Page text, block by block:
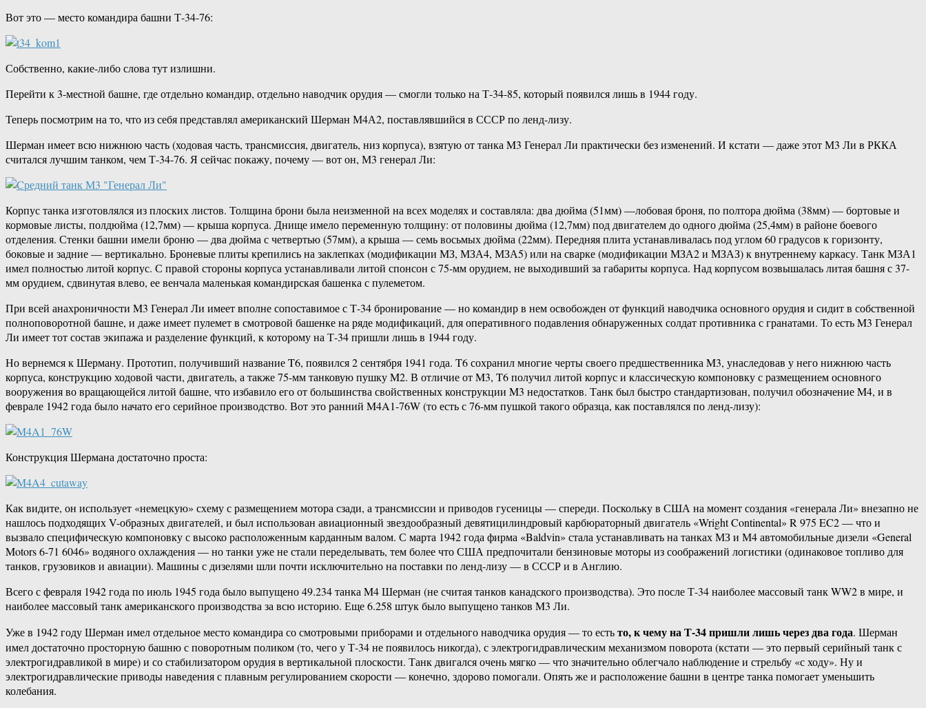
Вот это — место командира башни Т-34-76:
Собственно, какие-либо слова тут излишни.
Перейти к 3-местной башне, где отдельно командир, отдельно наводчик орудия — смогли только на Т-34-85, который появился лишь в 1944 году.
Теперь посмотрим на то, что из себя представлял американский Шерман М4А2, поставлявшийся в СССР по ленд-лизу.
Шерман имеет всю нижнюю часть (ходовая часть, трансмиссия, двигатель, низ корпуса), взятую от танка M3 Генерал Ли практически без изменений. И кстати — даже этот М3 Ли в РККА
считался лучшим танком, чем Т-34-76. Я сейчас покажу, почему — вот он, М3 генерал Ли:
Корпус танка изготовлялся из плоских листов. Толщина брони была неизменной на всех моделях и составляла: два дюйма (51мм) —лобовая броня, по полтора дюйма (38мм) — бортовые и
кормовые листы, полдюйма (12,7мм) — крыша корпуса. Днище имело переменную толщину: от половины дюйма (12,7мм) под двигателем до одного дюйма (25,4мм) в районе боевого
отделения. Стенки башни имели броню — два дюйма с четвертью (57мм), а крыша — семь восьмых дюйма (22мм). Передняя плита устанавливалась под углом 60 градусов к горизонту,
боковые и задние — вертикально. Броневые плиты крепились на заклепках (модификации МЗ, МЗА4, МЗА5) или на сварке (модификации МЗА2 и МЗАЗ) к внутреннему каркасу. Танк МЗА1
имел полностью литой корпус. С правой стороны корпуса устанавливали литой спонсон с 75-мм орудием, не выходивший за габариты корпуса. Над корпусом возвышалась литая башня с 37-
мм орудием, сдвинутая влево, ее венчала маленькая командирская башенка с пулеметом.
При всей анахроничности M3 Генерал Ли имеет вполне сопоставимое с Т-34 бронирование — но командир в нем освобожден от функций наводчика основного орудия и сидит в собственной
полноповоротной башне, и даже имеет пулемет в смотровой башенке на ряде модификаций, для оперативного подавления обнаруженных солдат противника с гранатами. То есть M3 Генерал
Ли имеет тот состав экипажа и разделение функций, к которому на Т-34 пришли лишь в 1944 году.
Но вернемся к Шерману. Прототип, получивший название T6, появился 2 сентября 1941 года. T6 сохранил многие черты своего предшественника M3, унаследовав у него нижнюю часть
корпуса, конструкцию ходовой части, двигатель, а также 75-мм танковую пушку M2. В отличие от M3, T6 получил литой корпус и классическую компоновку с размещением основного
вооружения во вращающейся литой башне, что избавило его от большинства свойственных конструкции M3 недостатков. Танк был быстро стандартизован, получил обозначение M4, и в
феврале 1942 года было начато его серийное производство. Вот это ранний M4A1-76W (то есть с 76-мм пушкой такого образца, как поставлялся по ленд-лизу):
Конструкция Шермана достаточно проста:
Как видите, он использует «немецкую» схему с размещением мотора сзади, а трансмиссии и приводов гусеницы — спереди. Поскольку в США на момент создания «генерала Ли» внезапно не
нашлось подходящих V-образных двигателей, и был использован авиационный звездообразный девятицилиндровый карбюраторный двигатель «Wright Continental» R 975 EC2 — что и
вызвало специфическую компоновку с высоко расположенным карданным валом. С марта 1942 года фирма «Baldvin» стала устанавливать на танках МЗ и М4 автомобильные дизели «General
Motors 6-71 6046» водяного охлаждения — но танки уже не стали переделывать, тем более что США предпочитали бензиновые моторы из соображений логистики (одинаковое топливо для
танков, грузовиков и авиации). Машины с дизелями шли почти исключительно на поставки по ленд-лизу — в СССР и в Англию.
Всего с февраля 1942 года по июль 1945 года было выпущено 49.234 танка M4 Шерман (не считая танков канадского производства). Это после Т-34 наиболее массовый танк WW2 в мире, и
наиболее массовый танк американского производства за всю историю. Еще 6.258 штук было выпущено танков M3 Ли.
Уже в 1942 году Шерман имел отдельное место командира со смотровыми приборами и отдельного наводчика орудия — то естьто, к чему на Т-34 пришли лишь через два года. Шерман
имел достаточно просторную башню с поворотным поликом (то, чего у Т-34 не появилось никогда), с электрогидравлическим механизмом поворота (кстати — это первый серийный танк с
электрогидравликой в мире) и со стабилизатором орудия в вертикальной плоскости. Танк двигался очень мягко — что значительно облегчало наблюдение и стрельбу «с ходу». Ну и
электрогидравлические приводы наведения с плавным регулированием скорости — конечно, здорово помогали. Опять же и расположение башни в центре танка помогает уменьшить
колебания.